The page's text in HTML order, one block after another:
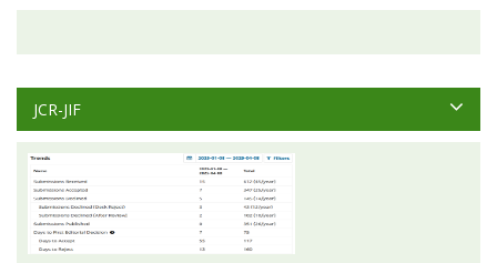
JCR-JIF